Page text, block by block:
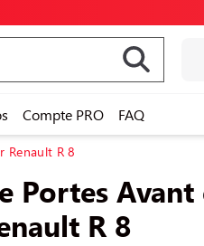
Compte PRO FAQ
Renault R 8
Portes
R 8